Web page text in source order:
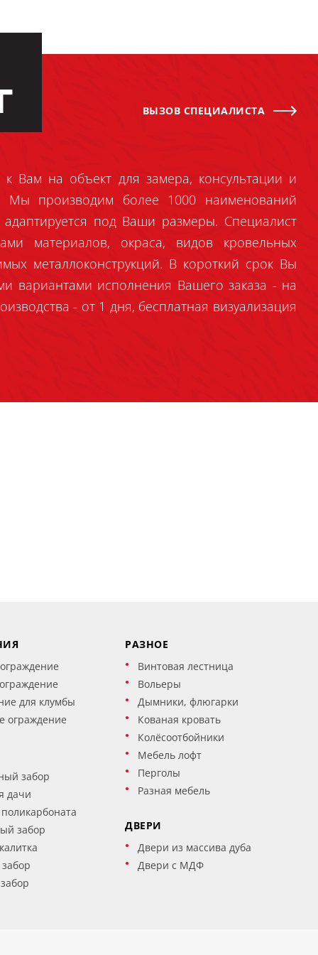
ВЫЗОВ СПЕЦИАЛИСТА
Вам на объект для замера, консультации и
Мы производим более 1000 наименований
под Ваши размеры. Специалист
материалов, окраса, видов кровельных
металлоконструкций. В короткий срок Вы
вариантами исполнения Вашего заказа - на
- от 1 дня, бесплатная визуализация
для клумбы
ограждение
забор
дачи
забор
РАЗНОЕ
Винтовая лестница
Вольеры
Дымники, флюгарки
Кованая кровать
Колёсоотбойники
Мебель лофт
Перголы
Разная мебель
ДВЕРИ
Двери из массива дуба
Двери с МДФ